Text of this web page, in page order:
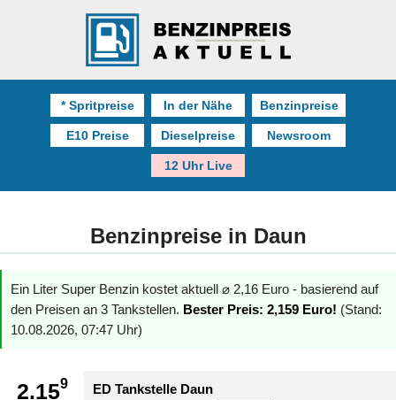
* Spritpreise In der Nähe Benzinpreise
E10 Preise Dieselpreise Newsroom
12 Uhr Live
Benzinpreise in Daun
Ein Liter Super Benzin kostet aktuell ⌀ 2,16 Euro - basierend auf
den Preisen an 3 Tankstellen. Bester Preis: 2,159 Euro! (Stand:
10.08.2026, 07:47 Uhr)
2.159
ED Tankstelle Daun